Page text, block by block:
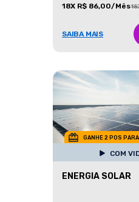
18X R$ 86,00/Mês
SAIBA MAIS
GANHE 2 POS
COM
ENERGIA SOLAR